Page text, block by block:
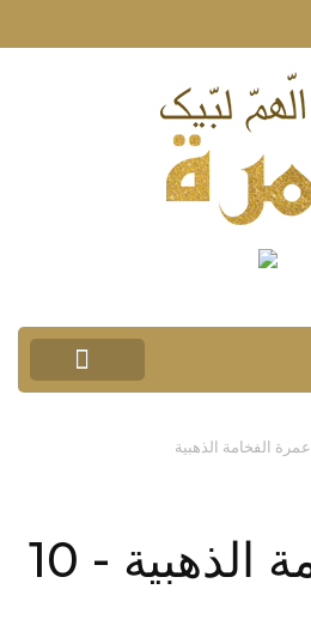
عمرة الفخامة الذهبية
عمرة الفخامة الذهبية - 10